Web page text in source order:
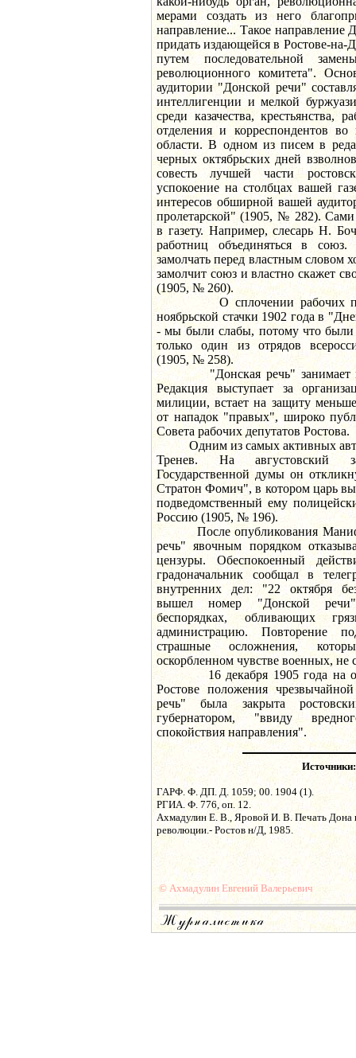
мерами создать из него
направление... Такое направление
придать издающейся в Ростове-на-
путем последовательной
революционного комитета".
аудитории "Донской речи"
интеллигенции и мелкой
среди казачества, крестьянства,
отделения и корреспондентов
области. В одном из писем в
черных октябрьских дней
совесть лучшей части
успокоение на столбцах вашей
интересов обширной вашей
пролетарской" (1905, № 282). Сами
в газету. Например, слесарь Н.
работниц объединяться в
замолчать перед властным словом
замолчит союз и властно скажет
(1905, № 260).
О сплочении рабочих
ноябрьской стачки 1902 года в
- мы были слабы, потому что были
только один из отрядов
(1905, № 258).
"Донская речь" занимает
Редакция выступает за
милиции, встает на защиту
от нападок "правых", широко
Совета рабочих депутатов Ростова.
Одним из самых активных
Тренев. На августовский
Государственной думы он
Стратон Фомич", в котором царь
подведомственный ему
Россию (1905, № 196).
После опубликования
речь" явочным порядком
цензуры. Обеспокоенный
градоначальник сообщал в
внутренних дел: "22 октября
вышел номер "Донской
беспорядках, обливающих
администрацию. Повторение
страшные осложнения,
оскорбленном чувстве военных, не
16 декабря 1905 года на
Ростове положения
речь" была закрыта
губернатором, "ввиду
спокойствия направления".
Источники:
ГАРФ. Ф. ДП. Д. 1059; 00. 1904 (1).
РГИА. Ф. 776, оп. 12.
Ахмадулин Е. В., Яровой И. В. Печать Дона
революции.- Ростов н/Д, 1985.
© Ахмадулин Евгений Валерьевич